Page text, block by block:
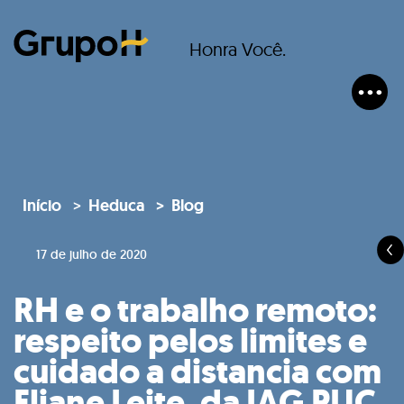
Honra Você.
Início Heduca Blog
17 de julho de 2020
RH e o trabalho remoto:
respeito pelos limites e
cuidado a distancia com